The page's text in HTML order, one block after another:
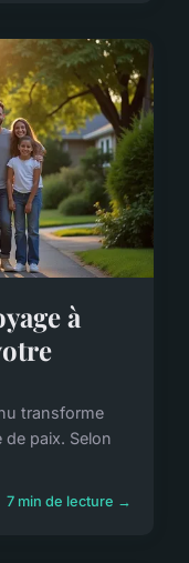
à
transforme
paix. Selon
7 min de lecture →